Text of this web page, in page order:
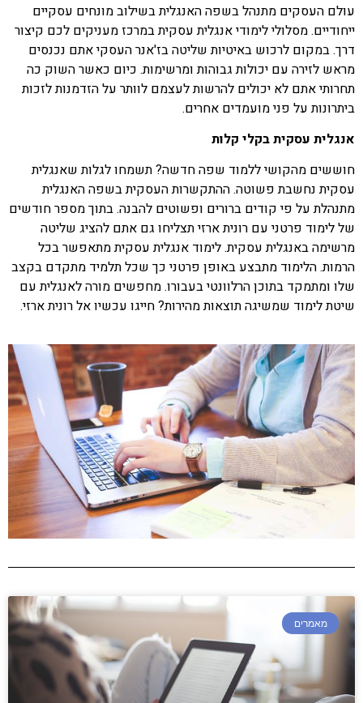
עולם העסקים מתנהל בשפה האנגלית בשילוב מונחים עסקיים
ייחודיים. מסלולי לימודי אנגלית עסקית במרכז מעניקים לכם קיצור
דרך. במקום לרכוש באיטיות שליטה בז'אנר העסקי אתם נכנסים
מראש לזירה עם יכולות גבוהות ומרשימות. כיום כאשר השוק כה
תחרותי אתם לא יכולים להרשות לעצמם לוותר על הזדמנות לזכות
ביתרונות על פני מועמדים אחרים.
אנגלית עסקית בקלי קלות
חוששים מהקושי ללמוד שפה חדשה? תשמחו לגלות שאנגלית
עסקית נחשבת פשוטה. ההתקשרות העסקית בשפה האנגלית
מתנהלת על פי קודים ברורים ופשוטים להבנה. בתוך מספר חודשים
של לימוד פרטני עם רונית ארזי תצליחו גם אתם להציג שליטה
מרשימה באנגלית עסקית. לימוד אנגלית עסקית מתאפשר בכל
הרמות. הלימוד מתבצע באופן פרטני כך שכל תלמיד מתקדם בקצב
שלו ומתמקד בתוכן הרלוונטי בעבורו. מחפשים מורה לאנגלית עם
שיטת לימוד שמשיגה תוצאות מהירות? חייגו עכשיו אל רונית ארזי.
מאמרים